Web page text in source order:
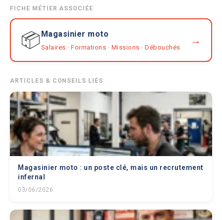
FICHE MÉTIER ASSOCIÉE
📦 Magasinier moto
Salaires · Formations · Missions · Débouchés
→
ARTICLES & CONSEILS LIÉS
Magasinier moto : un poste clé, mais un recrutement
infernal
03/06/2026